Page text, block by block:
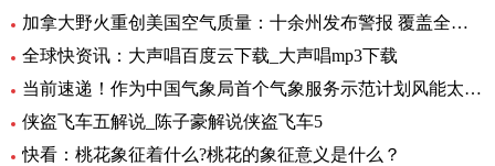
加拿大野火重创美国空气质量：十余州发布警报 覆盖全美1/3人口-焦点热闻
全球快资讯：大声唱百度云下载_大声唱mp3下载
当前速递！作为中国气象局首个气象服务示范计划风能太阳能发电精细化气象服务示范计划7月1日启动
侠盗飞车五解说_陈子豪解说侠盗飞车5
快看：桃花象征着什么?桃花的象征意义是什么？